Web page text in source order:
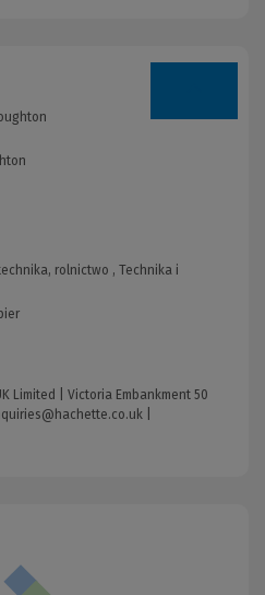
rolnictwo , Technika i
Limited | Victoria Embankment 50